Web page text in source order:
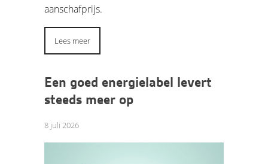
aanschafprijs.
Lees meer
Een goed energielabel levert
steeds meer op
8 juli 2026